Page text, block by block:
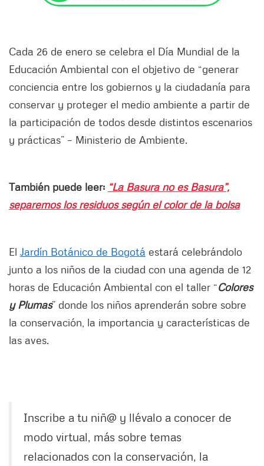
Cada 26 de enero se celebra el Día Mundial de la
Educación Ambiental con el objetivo de “generar
conciencia entre los gobiernos y la ciudadanía para
conservar y proteger el medio ambiente a partir de
la participación de todos desde distintos escenarios
y prácticas” – Ministerio de Ambiente.
También puede leer: “La Basura no es Basura”,
separemos los residuos según el color de la bolsa
El Jardín Botánico de Bogotá estará celebrándolo
junto a los niños de la ciudad con una agenda de 12
horas de Educación Ambiental con el taller “Colores
y Plumas” donde los niños aprenderán sobre sobre
la conservación, la importancia y características de
las aves.
Inscribe a tu niñ@ y llévalo a conocer de
modo virtual, más sobre temas
relacionados con la conservación, la